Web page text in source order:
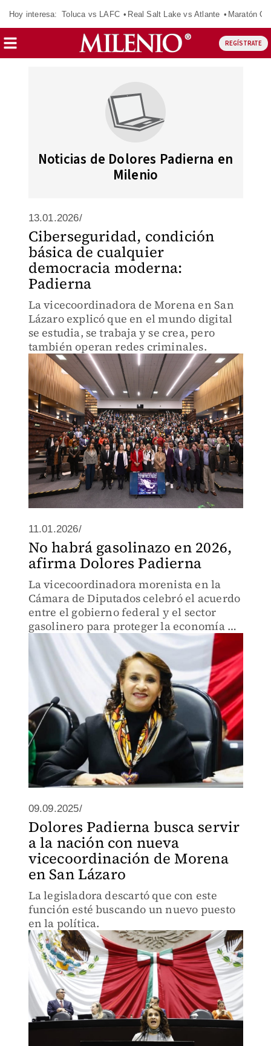
Hoy interesa: Toluca vs LAFC Real Salt Lake vs Atlante Maratón
REGÍSTRATE
Noticias de Dolores Padierna en
Milenio
13.01.2026/
Ciberseguridad, condición
básica de cualquier
democracia moderna:
Padierna
La vicecoordinadora de Morena en San
Lázaro explicó que en el mundo digital
se estudia, se trabaja y se crea, pero
también operan redes criminales.
11.01.2026/
No habrá gasolinazo en 2026,
afirma Dolores Padierna
La vicecoordinadora morenista en la
Cámara de Diputados celebró el acuerdo
entre el gobierno federal y el sector
gasolinero para proteger la economía de
las familias mexicanas.
09.09.2025/
Dolores Padierna busca servir
a la nación con nueva
vicecoordinación de Morena
en San Lázaro
La legisladora descartó que con este
función esté buscando un nuevo puesto
en la política.